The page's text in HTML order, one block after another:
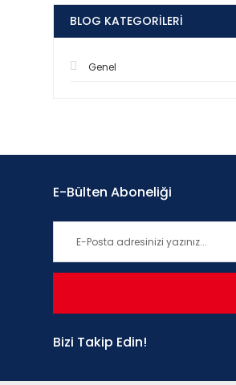
BLOG KATEGORILERI
Genel
E-Bülten Aboneliği
Bizi Takip Edin!